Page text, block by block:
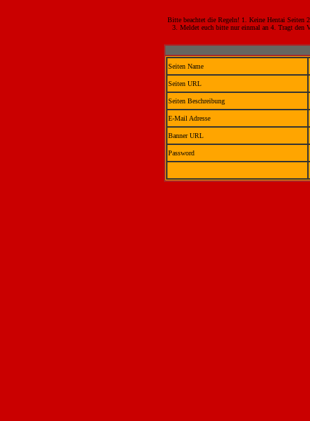
Bitte beachtet die Regeln! 1. Keine Hentai Seiten
3. Meldet euch bitte nur einmal an 4. Tragt den
Seiten Name
Seiten URL
Seiten Beschreibung
E-Mail Adresse
Banner URL
Password